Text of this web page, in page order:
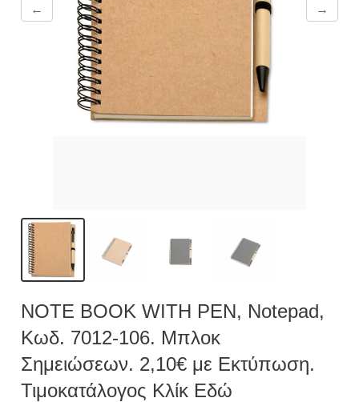
← →
NOTE BOOK WITH PEN, Notepad,
Κωδ. 7012-106. Μπλοκ
Σημειώσεων. 2,10€ με Εκτύπωση.
Τιμοκατάλογος Κλίκ Εδώ